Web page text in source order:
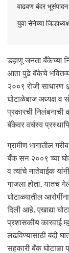
वाढवण बंदर
युवा सेनेच्या
डहाणू जनता बँकेच्या
आता पुढे बॅकेचे
२००९ रोजी साधारण
घोटाळेबाज अध्यक्ष व
प्रकारची
बॅकेवर वर्चस्व
ग्रामीण भागातील
बँक सन २००९ च्या
व त्यांचे नातेवाईक
गाजला होता. यातच
घोटाळ्यातील
दिली आहे. एखाद्या
प्रशासकीय कारवाई
लढविण्यासाठी बंदी
सहकारी बँक घोटाळा